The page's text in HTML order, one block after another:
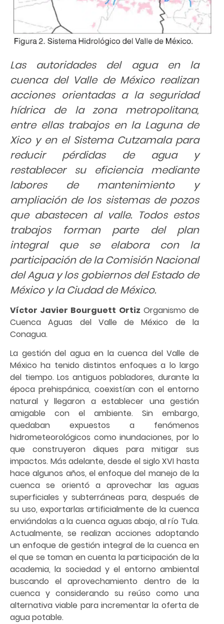
Las autoridades del agua en la
cuenca del Valle de México realizan
acciones orientadas a la seguridad
hídrica de la zona metropolitana,
entre ellas trabajos en la Laguna de
Xico y en el Sistema Cutzamala para
reducir pérdidas de agua y
restablecer su eficiencia mediante
labores de mantenimiento y
ampliación de los sistemas de pozos
que abastecen al valle. Todos estos
trabajos forman parte del plan
integral que se elabora con la
participación de la Comisión Nacional
del Agua y los gobiernos del Estado de
México y la Ciudad de México.
Víctor Javier Bourguett Ortiz Organismo de
Cuenca Aguas del Valle de México de la
Conagua.
La gestión del agua en la cuenca del Valle de
México ha tenido distintos enfoques a lo largo
del tiempo. Los antiguos pobladores, durante la
época prehispánica, coexistían con el entorno
natural y llegaron a establecer una gestión
amigable con el ambiente. Sin embargo,
quedaban expuestos a fenómenos
hidrometeorológicos como inundaciones, por lo
que construyeron diques para mitigar sus
impactos. Más adelante, desde el siglo XVI hasta
hace algunos años, el enfoque del manejo de la
cuenca se orientó a aprovechar las aguas
superficiales y subterráneas para, después de
su uso, exportarlas artificialmente de la cuenca
enviándolas a la cuenca aguas abajo, al río Tula.
Actualmente, se realizan acciones adoptando
un enfoque de gestión integral de la cuenca en
el que se toman en cuenta la participación de la
academia, la sociedad y el entorno ambiental
buscando el aprovechamiento dentro de la
cuenca y considerando su reúso como una
alternativa viable para incrementar la oferta de
agua potable.